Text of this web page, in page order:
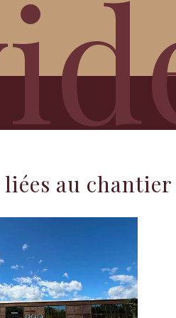
au chantier